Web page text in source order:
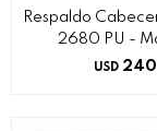
Respaldo
2680 PU -
USD 240